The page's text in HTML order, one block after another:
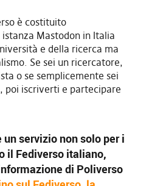
è costituito
Mastodon in Italia
e della ricerca ma
Se sei un ricercatore,
o se semplicemente sei
poi iscriverti e partecipare
servizio non solo per i
il Fediverso italiano,
di Poliverso